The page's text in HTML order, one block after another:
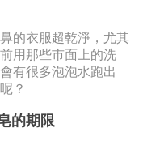
的衣服超乾淨，尤其
用那些市面上的洗
有很多泡泡水跑出
？
的期限